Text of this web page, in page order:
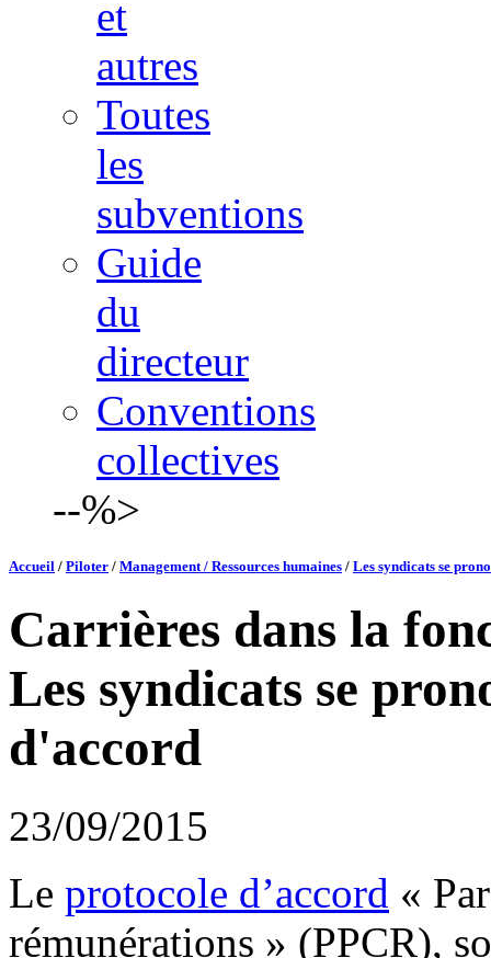
et
autres
Toutes
les
subventions
Guide
du
directeur
Conventions
collectives
--%>
Accueil / Piloter / Management / Ressources humaines / Les syndicats se
Carrières dans la
Les syndicats se
d'accord
23/09/2015
Le protocole d’accord «
rémunérations » (PPCR),